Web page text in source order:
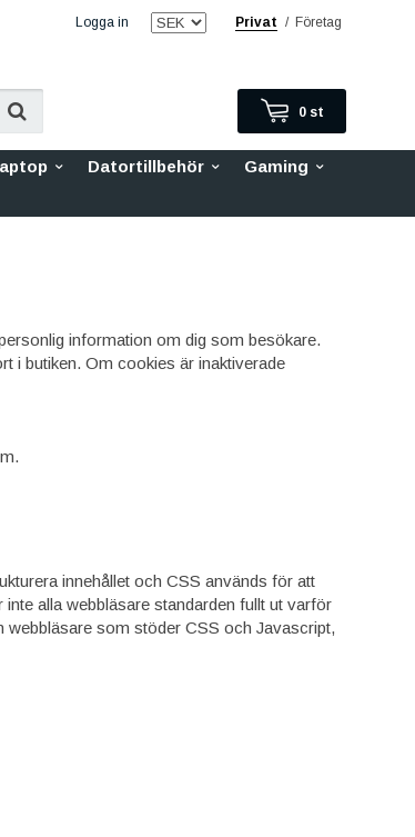
Logga in Privat / Företag
0 st
Datortillbehör
Gaming
information om dig som besökare.
i butiken. Om cookies är inaktiverade
innehållet och CSS används för att
alla webbläsare standarden fullt ut varför
webbläsare som stöder CSS och Javascript,